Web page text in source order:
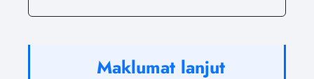
Maklumat lanjut